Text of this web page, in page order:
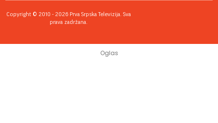
Copyright © 2010 - 2026 Prva Srpska Televizija. Sva
prava zadržana.